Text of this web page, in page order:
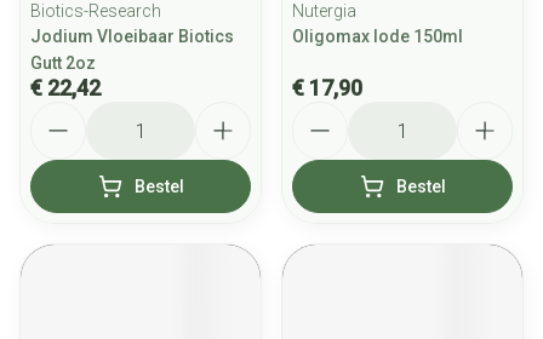
Biotics-Research
Jodium Vloeibaar Biotics
Gutt 2oz
€ 22,42
Bestel
Nutergia
Oligomax Iode 150ml
€ 17,90
Bestel